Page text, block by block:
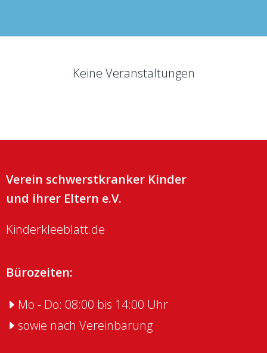
Keine Veranstaltungen
Verein schwerstkranker Kinder
und ihrer Eltern e.V.
Kinderkleeblatt.de
Bürozeiten:
Mo - Do: 08:00 bis 14:00 Uhr
sowie nach Vereinbarung